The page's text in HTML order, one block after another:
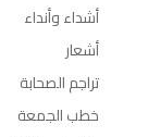
أشداء وأنداء
أشعار
تراجم الصحابة
خطب الجمعة